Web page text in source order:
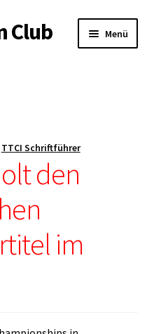
Club
Menü
TTCI Schriftführer
den
im